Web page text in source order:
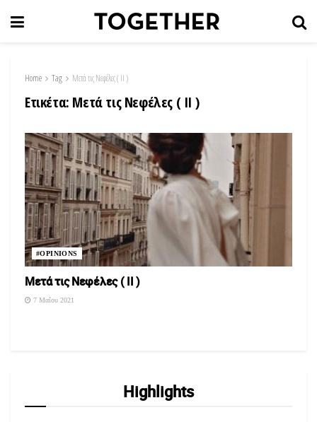
Home Tag Μετά τις Νεφέλες ( II )
Ετικέτα: Μετά τις Νεφέλες ( II )
#OPINIONS
Μετά τις Νεφέλες ( II )
7 Μαΐου 2021
Highlights